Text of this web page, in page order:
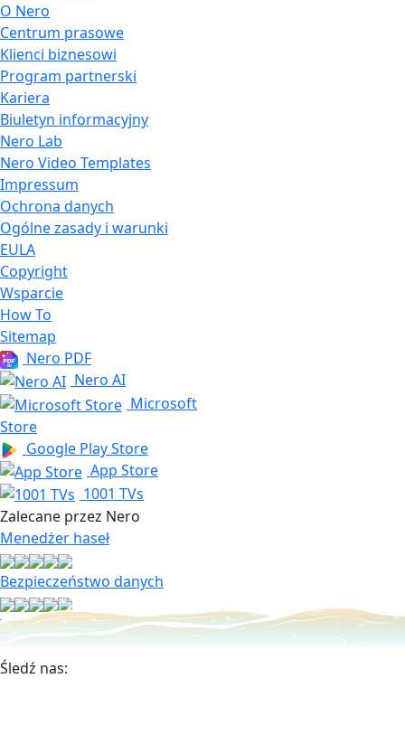
O Nero
Centrum prasowe
Klienci biznesowi
Program partnerski
Kariera
Biuletyn informacyjny
Nero Lab
Nero Video Templates
Impressum
Ochrona danych
Ogólne zasady i warunki
EULA
Copyright
Wsparcie
How To
Sitemap
Nero PDF
Nero AI
Microsoft
Store
Google Play Store
App Store
1001 TVs
Zalecane przez Nero
Menedżer haseł
Bezpieczeństwo danych
VPN
Śledź nas: